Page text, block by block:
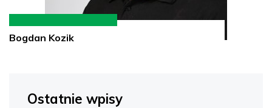
Bogdan Kozik
Ostatnie wpisy